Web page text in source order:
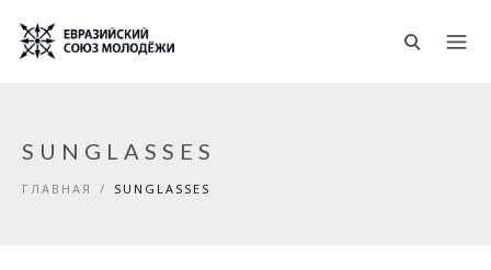
SUNGLASSES
ГЛАВНАЯ / SUNGLASSES